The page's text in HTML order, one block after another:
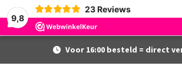
9,8
23 Reviews
Voor 16:00 besteld = direct